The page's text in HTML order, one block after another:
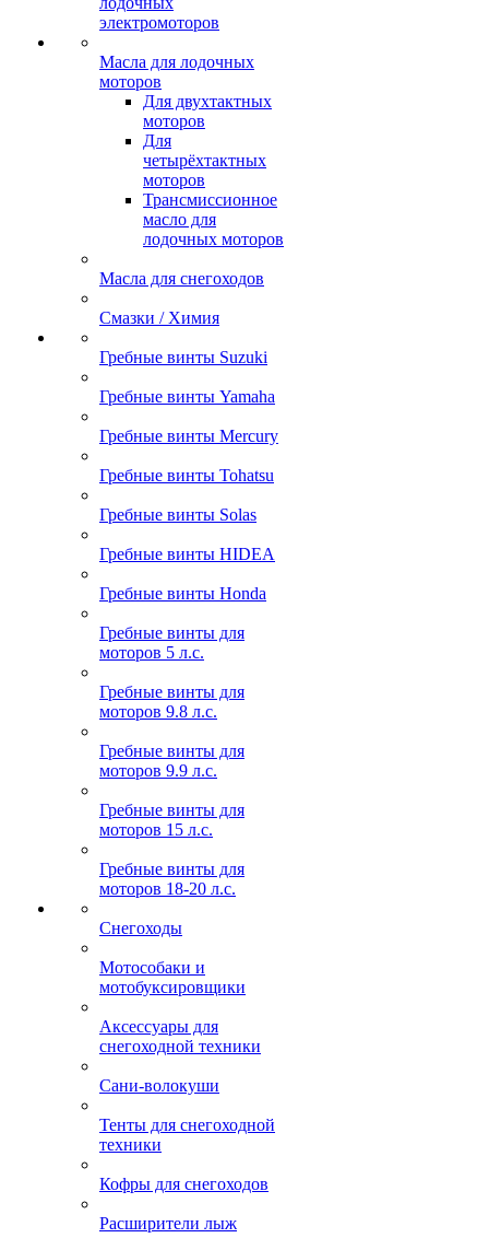
электромоторов
Масла для лодочных
моторов
Для двухтактных
моторов
Для
четырёхтактных
моторов
Трансмиссионное
масло для
лодочных моторов
Масла для снегоходов
Смазки / Химия
Гребные винты Suzuki
Гребные винты Yamaha
Гребные винты Mercury
Гребные винты Tohatsu
Гребные винты Solas
Гребные винты HIDEA
Гребные винты Honda
Гребные винты для
моторов 5 л.с.
Гребные винты для
моторов 9.8 л.с.
Гребные винты для
моторов 9.9 л.с.
Гребные винты для
моторов 15 л.с.
Гребные винты для
моторов 18-20 л.с.
Снегоходы
Мотособаки и
мотобуксировщики
Аксессуары для
снегоходной техники
Сани-волокуши
Тенты для снегоходной
техники
Кофры для снегоходов
Расширители лыж